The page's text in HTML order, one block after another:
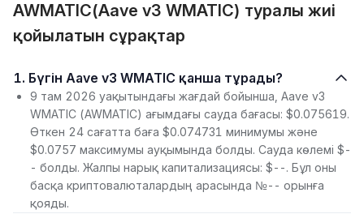
AWMATIC(Aave v3 WMATIC) туралы жиі
қойылатын сұрақтар
1. Бүгін Aave v3 WMATIC қанша тұрады?
9 там 2026 уақытындағы жағдай бойынша, Aave v3
WMATIC (AWMATIC) ағымдағы сауда бағасы: $0.075619.
Өткен 24 сағатта баға $0.074731 минимумы және
$0.0757 максимумы ауқымында болды. Сауда көлемі $-
- болды. Жалпы нарық капитализациясы: $--. Бұл оны
басқа криптовалюталардың арасында №-- орынға
қояды.